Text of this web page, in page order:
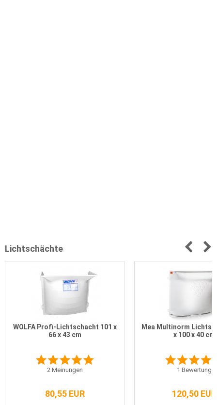
Lichtschächte
WOLFA Profi-Lichtschacht 101 x
66 x 43 cm
2 Meinungen
80,55 EUR
Mea Multinorm
x 100 x 40 cm
1 Bewertung
120,50 EUR